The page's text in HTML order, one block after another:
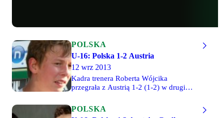
POLSKA
U-16: Polska 1-2 Austria
12 wrz 2013
Kadra trenera Roberta Wójcika
przegrała z Austrią 1-2 (1-2) w drugim
konsultacji szkoleniowej reprezentacji
do lat 16. 60 minut rozegrał Grzegorz
POLSKA